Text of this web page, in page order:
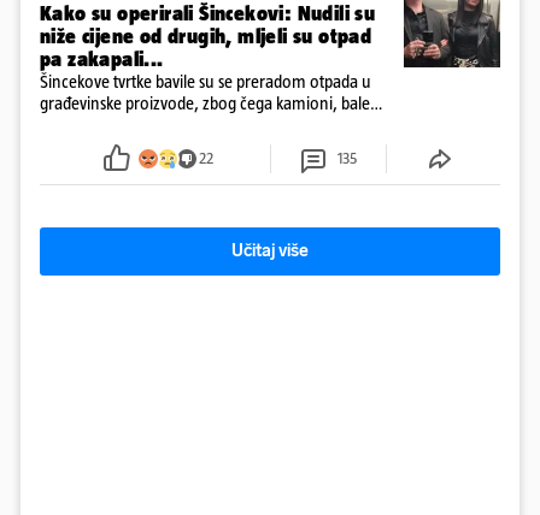
Kako su operirali Šincekovi: Nudili su
niže cijene od drugih, mljeli su otpad
pa zakapali...
Šincekove tvrtke bavile su se preradom otpada u
građevinske proizvode, zbog čega kamioni, bale
22 135
Učitaj više